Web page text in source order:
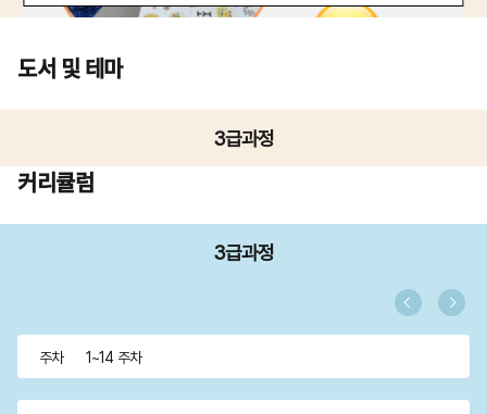
도서 및 테마
3급과정
커리큘럼
3급과정
주차 1~14 주차